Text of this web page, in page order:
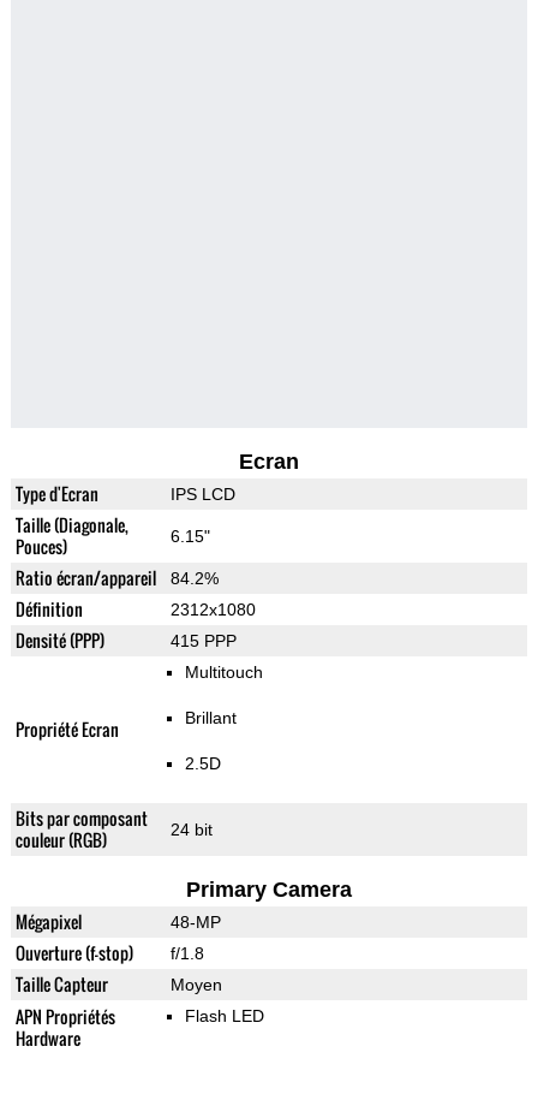
Ecran
Type d'Ecran IPS LCD
Taille (Diagonale,
Pouces)
6.15"
Ratio écran/appareil 84.2%
Définition 2312x1080
Densité (PPP) 415 PPP
Propriété Ecran
Multitouch
Brillant
2.5D
Bits par composant
couleur (RGB)
24 bit
Primary Camera
Mégapixel 48-MP
Ouverture (f-stop) f/1.8
Taille Capteur Moyen
APN Propriétés
Hardware
Flash LED